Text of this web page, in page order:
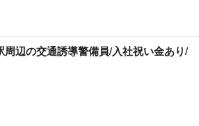
周辺の交通誘導警備員/入社祝い金あり/